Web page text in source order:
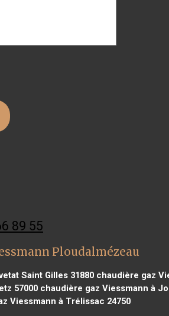
89 55
Ploudalmézeau
Saint Gilles 31880 chaudière gaz
57000 chaudière gaz Viessmann à
Viessmann à Trélissac 24750